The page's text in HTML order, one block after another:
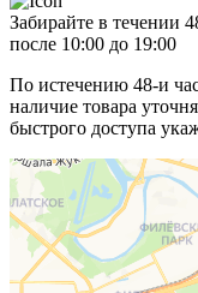
Забирайте в течении
после 10:00 до 19:00
По истечению 48-и
наличие товара
быстрого доступа